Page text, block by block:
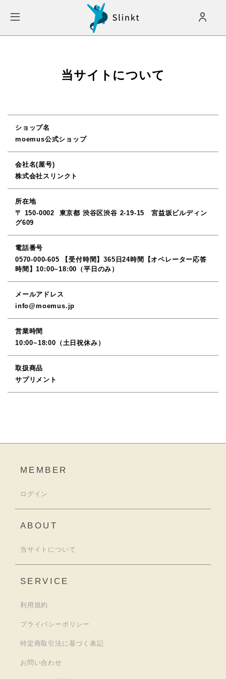
当サイトについて
ショップ名
moemus公式ショップ
会社名(屋号)
株式会社スリンクト
所在地
〒 150-0002 東京都 渋谷区渋谷 2-19-15 宮益坂ビルディン
グ609
電話番号
0570-000-605 【受付時間】365日24時間【オペレーター応答
時間】10:00~18:00（平日のみ）
メールアドレス
info@moemus.jp
営業時間
10:00~18:00（土日祝休み）
取扱商品
サプリメント
MEMBER
ログイン
ABOUT
当サイトについて
SERVICE
利用規約
プライバシーポリシー
特定商取引法に基づく表記
お問い合わせ